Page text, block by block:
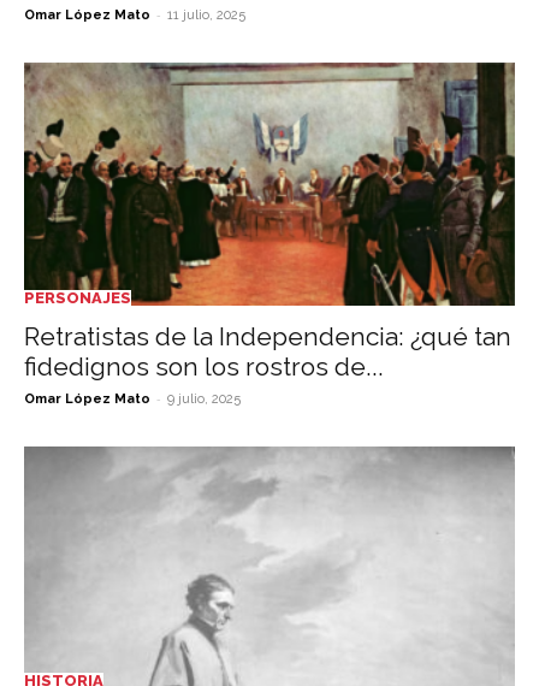
Omar López Mato - 11 julio, 2025
PERSONAJES
Retratistas de la Independencia: ¿qué tan
fidedignos son los rostros de...
Omar López Mato - 9 julio, 2025
HISTORIA